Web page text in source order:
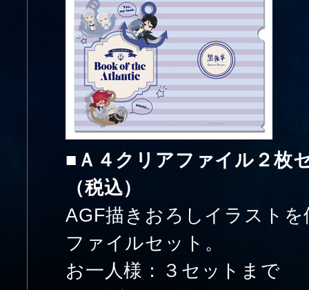
■Ａ４クリアファイル２
（税込）
AGF描きおろしイラスト
ファイルセット。
お一人様：３セットまで